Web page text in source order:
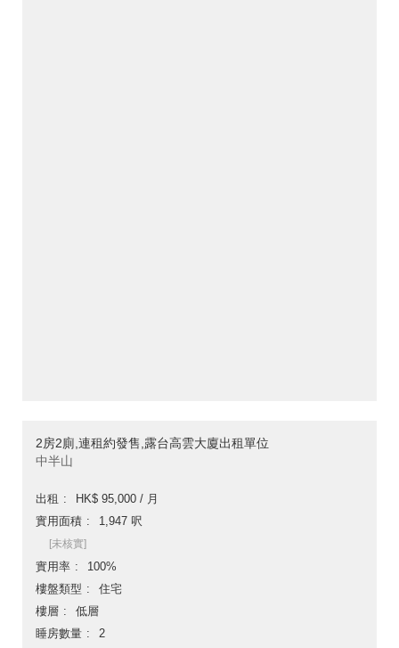
2房2廁,連租約發售,露台高雲大廈出租單位
中半山
出租
HK$ 95,000 / 月
實用面積
1,947 呎
[未核實]
實用率
100%
樓盤類型
住宅
樓層
低層
睡房數量
2